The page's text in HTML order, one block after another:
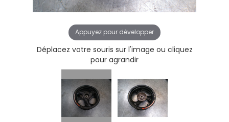
Appuyez pour développer
Déplacez votre souris sur l'image ou cliquez
pour agrandir